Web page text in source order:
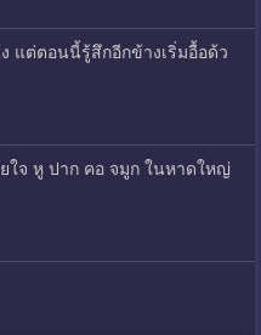
แต่ตอนนี้รู้สึกอีกข้างเริ่มอื้อด้ว
ใจ หู ปาก คอ จมูก ในหาดใหญ่